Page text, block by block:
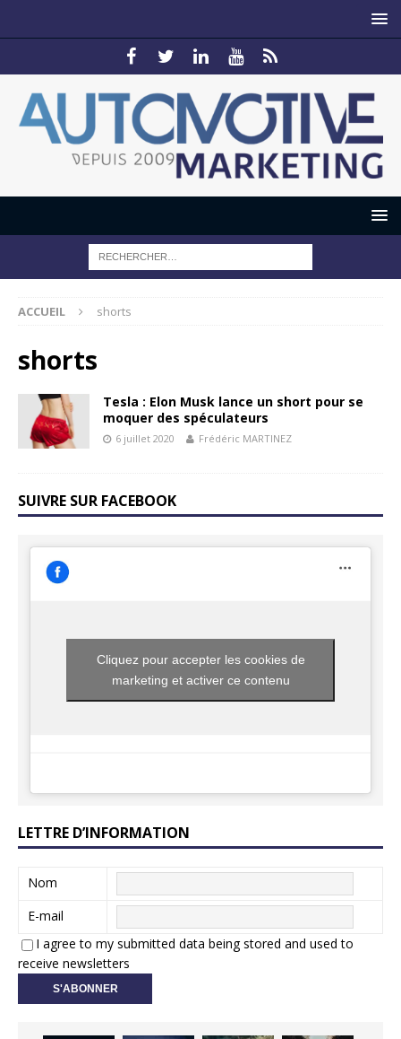
ACCUEIL shorts
shorts
Tesla : Elon Musk lance un short pour se
moquer des spéculateurs
6 juillet 2020 Frédéric MARTINEZ
SUIVRE SUR FACEBOOK
Cliquez pour accepter les cookies de
marketing et activer ce contenu
LETTRE D’INFORMATION
Nom
E-mail
I agree to my submitted data being stored and used to
receive newsletters